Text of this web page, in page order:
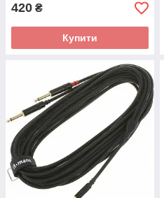
420 ₴
Купити